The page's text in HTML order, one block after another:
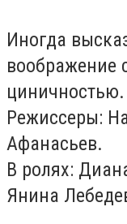
Иногда
воображение
циничностью.
Режиссеры:
Афанасьев.
В ролях:
Янина